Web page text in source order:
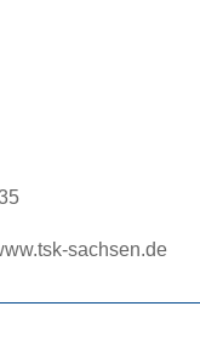
sachsen.de